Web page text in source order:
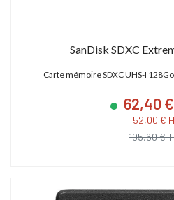
SanDisk SDXC
Carte mémoire SDXC UHS-I
62,40
52,00 €
105,60 €